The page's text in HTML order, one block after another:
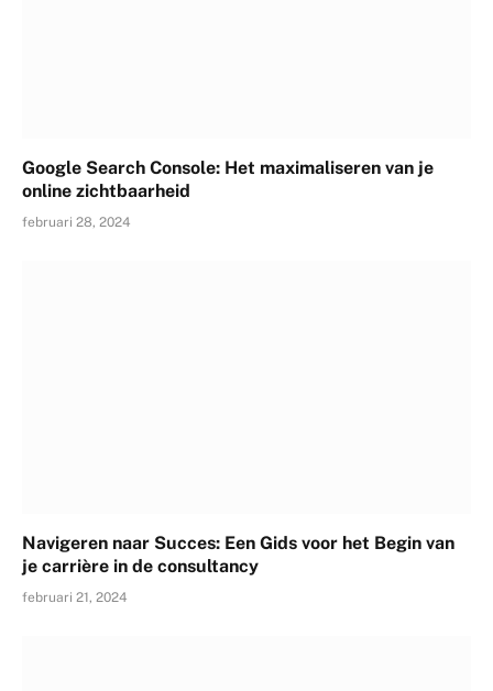
Google Search Console: Het maximaliseren van je
online zichtbaarheid
februari 28, 2024
Navigeren naar Succes: Een Gids voor het Begin van
je carrière in de consultancy
februari 21, 2024